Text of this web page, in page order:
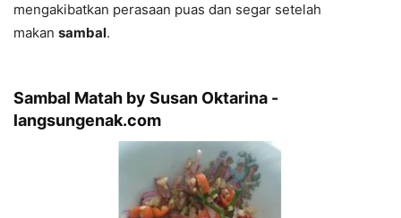
mengakibatkan perasaan puas dan segar setelah
makan sambal.
Sambal Matah by Susan Oktarina -
langsungenak.com